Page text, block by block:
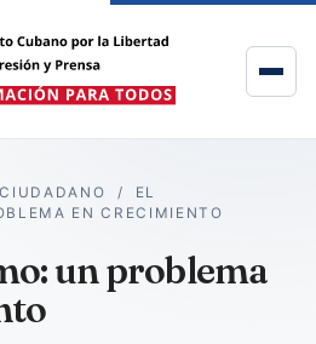
/ EL
EN CRECIMIENTO
un problema